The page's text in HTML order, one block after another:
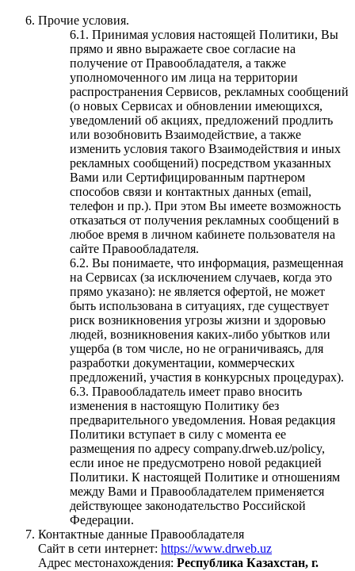
Прочие условия.
6.1. Принимая условия настоящей Политики, Вы
прямо и явно выражаете свое согласие на
получение от Правообладателя, а также
уполномоченного им лица на территории
распространения Сервисов, рекламных сообщений
(о новых Сервисах и обновлении имеющихся,
уведомлений об акциях, предложений продлить
или возобновить Взаимодействие, а также
изменить условия такого Взаимодействия и иных
рекламных сообщений) посредством указанных
Вами или Сертифицированным партнером
способов связи и контактных данных (email,
телефон и пр.). При этом Вы имеете возможность
отказаться от получения рекламных сообщений в
любое время в личном кабинете пользователя на
сайте Правообладателя.
6.2. Вы понимаете, что информация, размещенная
на Сервисах (за исключением случаев, когда это
прямо указано): не является офертой, не может
быть использована в ситуациях, где существует
риск возникновения угрозы жизни и здоровью
людей, возникновения каких-либо убытков или
ущерба (в том числе, но не ограничиваясь, для
разработки документации, коммерческих
предложений, участия в конкурсных процедурах).
6.3. Правообладатель имеет право вносить
изменения в настоящую Политику без
предварительного уведомления. Новая редакция
Политики вступает в силу с момента ее
размещения по адресу company.drweb.uz/policy,
если иное не предусмотрено новой редакцией
Политики. К настоящей Политике и отношениям
между Вами и Правообладателем применяется
действующее законодательство Российской
Федерации.
Контактные данные Правообладателя
Сайт в сети интернет: https://www.drweb.uz
Адрес местонахождения: Республика Казахстан, г.